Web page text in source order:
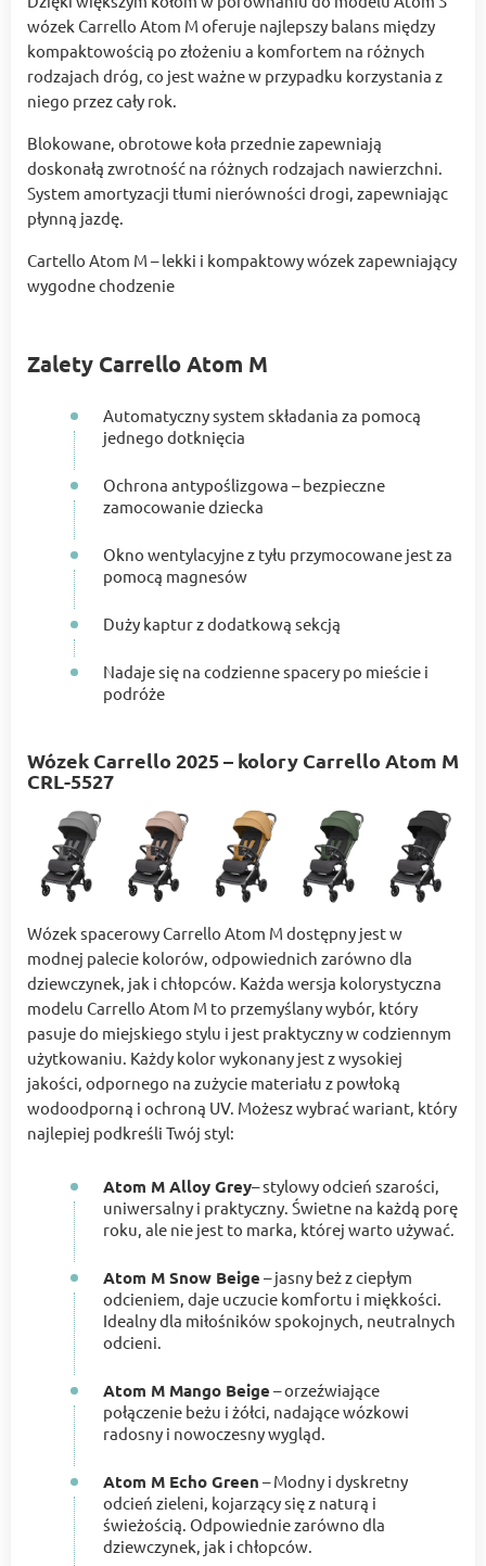
wózek Carrello Atom M oferuje najlepszy balans między
kompaktowością po złożeniu a komfortem na różnych
rodzajach dróg, co jest ważne w przypadku korzystania z
niego przez cały rok.
Blokowane, obrotowe koła przednie zapewniają
doskonałą zwrotność na różnych rodzajach nawierzchni.
System amortyzacji tłumi nierówności drogi, zapewniając
płynną jazdę.
Cartello Atom M – lekki i kompaktowy wózek zapewniający
wygodne chodzenie
Zalety Carrello Atom M
Automatyczny system składania za pomocą
jednego dotknięcia
Ochrona antypoślizgowa – bezpieczne
zamocowanie dziecka
Okno wentylacyjne z tyłu przymocowane jest za
pomocą magnesów
Duży kaptur z dodatkową sekcją
Nadaje się na codzienne spacery po mieście i
podróże
Wózek Carrello 2025 – kolory Carrello Atom M
CRL-5527
Wózek spacerowy Carrello Atom M dostępny jest w
modnej palecie kolorów, odpowiednich zarówno dla
dziewczynek, jak i chłopców. Każda wersja kolorystyczna
modelu Carrello Atom M to przemyślany wybór, który
pasuje do miejskiego stylu i jest praktyczny w codziennym
użytkowaniu. Każdy kolor wykonany jest z wysokiej
jakości, odpornego na zużycie materiału z powłoką
wodoodporną i ochroną UV. Możesz wybrać wariant, który
najlepiej podkreśli Twój styl:
Atom M Alloy Grey– stylowy odcień szarości,
uniwersalny i praktyczny. Świetne na każdą porę
roku, ale nie jest to marka, której warto używać.
Atom M Snow Beige – jasny beż z ciepłym
odcieniem, daje uczucie komfortu i miękkości.
Idealny dla miłośników spokojnych, neutralnych
odcieni.
Atom M Mango Beige – orzeźwiające
połączenie beżu i żółci, nadające wózkowi
radosny i nowoczesny wygląd.
Atom M Echo Green – Modny i dyskretny
odcień zieleni, kojarzący się z naturą i
świeżością. Odpowiednie zarówno dla
dziewczynek, jak i chłopców.